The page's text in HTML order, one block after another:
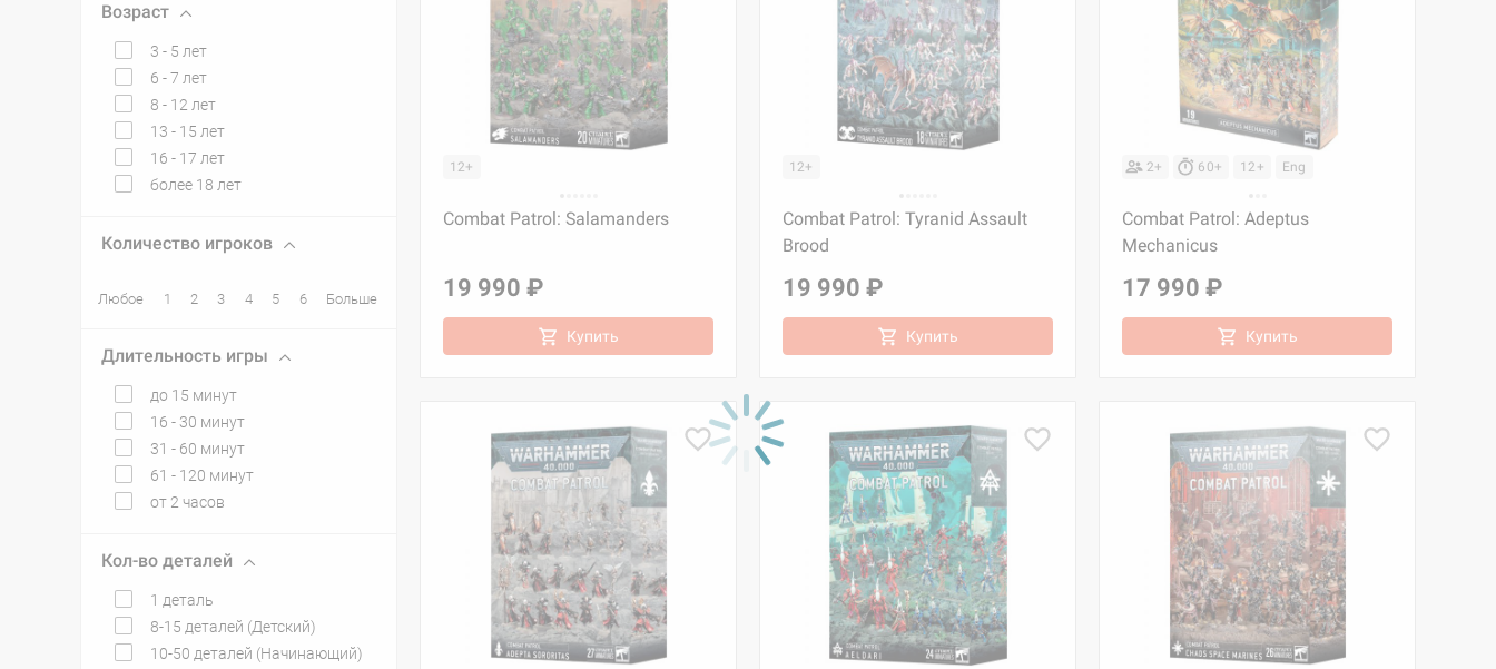
Возраст
3 - 5 лет
6 - 7 лет
8 - 12 лет
13 - 15 лет
16 - 17 лет
более 18 лет
Количество игроков
Любое 1 2 3 4 5 6 Больше
Длительность игры
до 15 минут
16 - 30 минут
31 - 60 минут
61 - 120 минут
от 2 часов
Кол-во деталей
1 деталь
8-15 деталей (Детский)
10-50 деталей (Начинающий)
12+
Combat Patrol: Salamanders
19 990 ₽
Купить
12+
Combat Patrol: Tyranid Assault
Brood
19 990 ₽
Купить
2+ 60+ 12+ Eng
Combat Patrol: Adeptus
Mechanicus
17 990 ₽
Купить